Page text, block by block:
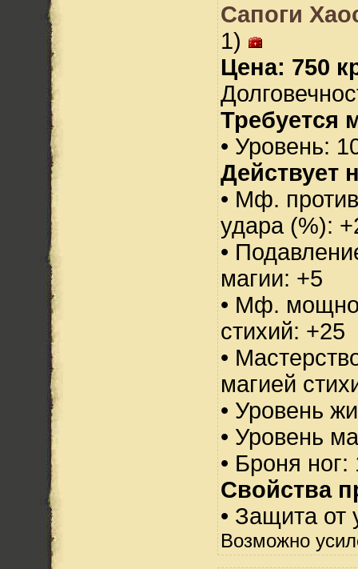
Сапоги
1)
Цена: 750
Требуется
• Уровень:
Действует
• Мф.
удара (%):
•
магии: +5
• Мф.
стихий: +25
•
магией
• Уровень
• Уровень
• Броня
Свойства
• Защита от
Возможно